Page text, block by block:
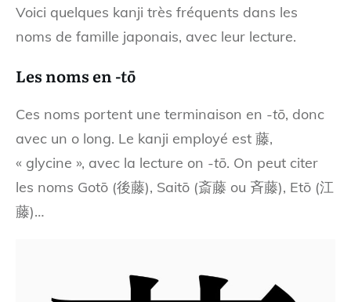
Voici quelques kanji très fréquents dans les
noms de famille japonais, avec leur lecture.
Les noms en -tō
Ces noms portent une terminaison en -tō, donc
avec un o long. Le kanji employé est 藤,
« glycine », avec la lecture on -tō. On peut citer
les noms Gotō (後藤), Saitō (斎藤 ou 斉藤), Etō (江
藤)…